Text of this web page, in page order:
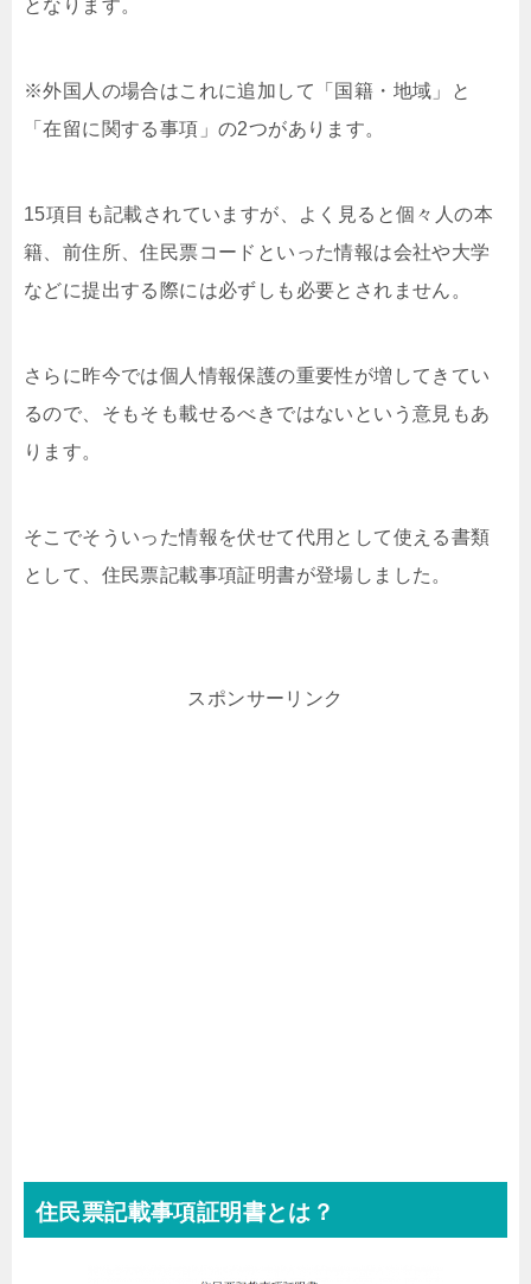
となります。
※外国人の場合はこれに追加して「国籍・地域」と
「在留に関する事項」の2つがあります。
15項目も記載されていますが、よく見ると個々人の本
籍、前住所、住民票コードといった情報は会社や大学
などに提出する際には必ずしも必要とされません。
さらに昨今では個人情報保護の重要性が増してきてい
るので、そもそも載せるべきではないという意見もあ
ります。
そこでそういった情報を伏せて代用として使える書類
として、住民票記載事項証明書が登場しました。
スポンサーリンク
住民票記載事項証明書とは？